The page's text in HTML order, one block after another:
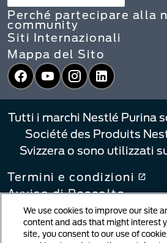
Perché partecipare alla
community
Siti Internazionali
Mappa del Sito
Facebook
YouTubeInstagram
LinkedIn
Tutti i marchi Nestlé Purina
Société des Produits
Svizzera o sono utilizzati
Termini e condizioni
Avviso di Raccolta
Informativa sulla privacy
Le Tue Scelte di Privacy
We use cookies to improve our site
content and ads that might interest
site, you consent to our use of